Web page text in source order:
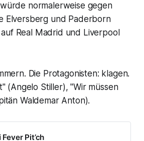
normalerweise gegen
Elversberg und Paderborn
Real Madrid und Liverpool
Die Protagonisten: klagen.
(Angelo Stiller), "Wir müssen
Waldemar Anton).
Pit’ch